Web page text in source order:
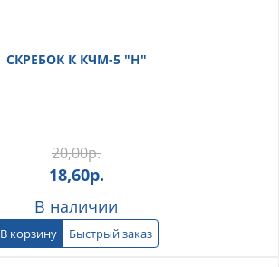
СКРЕБОК К КЧМ-5 "Н"
20,00р.
18,60р.
В наличии
В корзину Быстрый заказ